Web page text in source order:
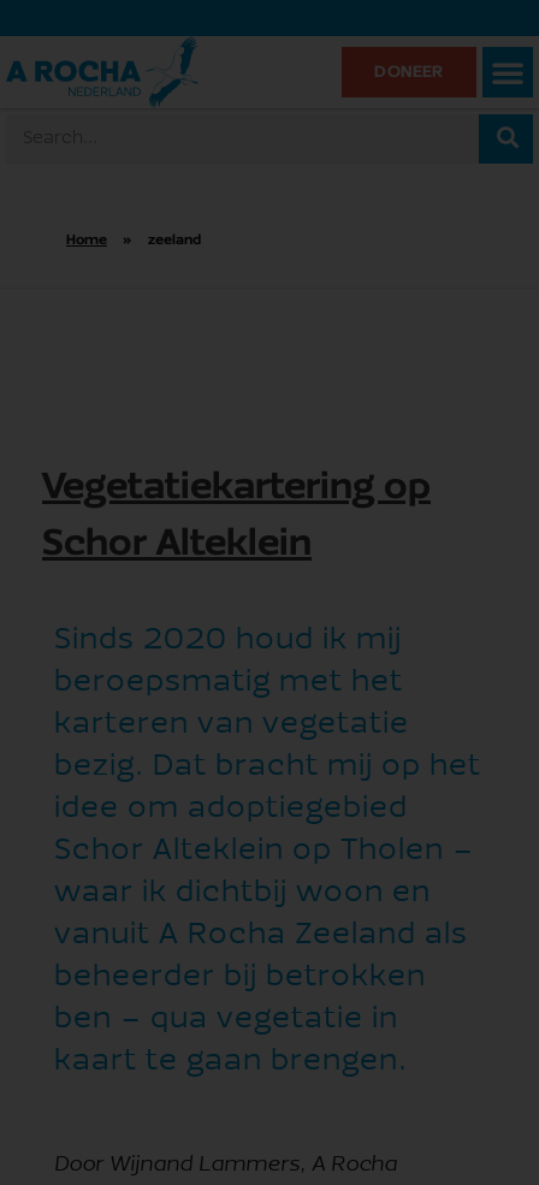
DONEER
Home » zeeland
Vegetatiekartering op
Schor Alteklein
Sinds 2020 houd ik mij
beroepsmatig met het
karteren van vegetatie
bezig. Dat bracht mij op het
idee om adoptiegebied
Schor Alteklein op Tholen –
waar ik dichtbij woon en
vanuit A Rocha Zeeland als
beheerder bij betrokken
ben – qua vegetatie in
kaart te gaan brengen.
Door Wijnand Lammers, A Rocha